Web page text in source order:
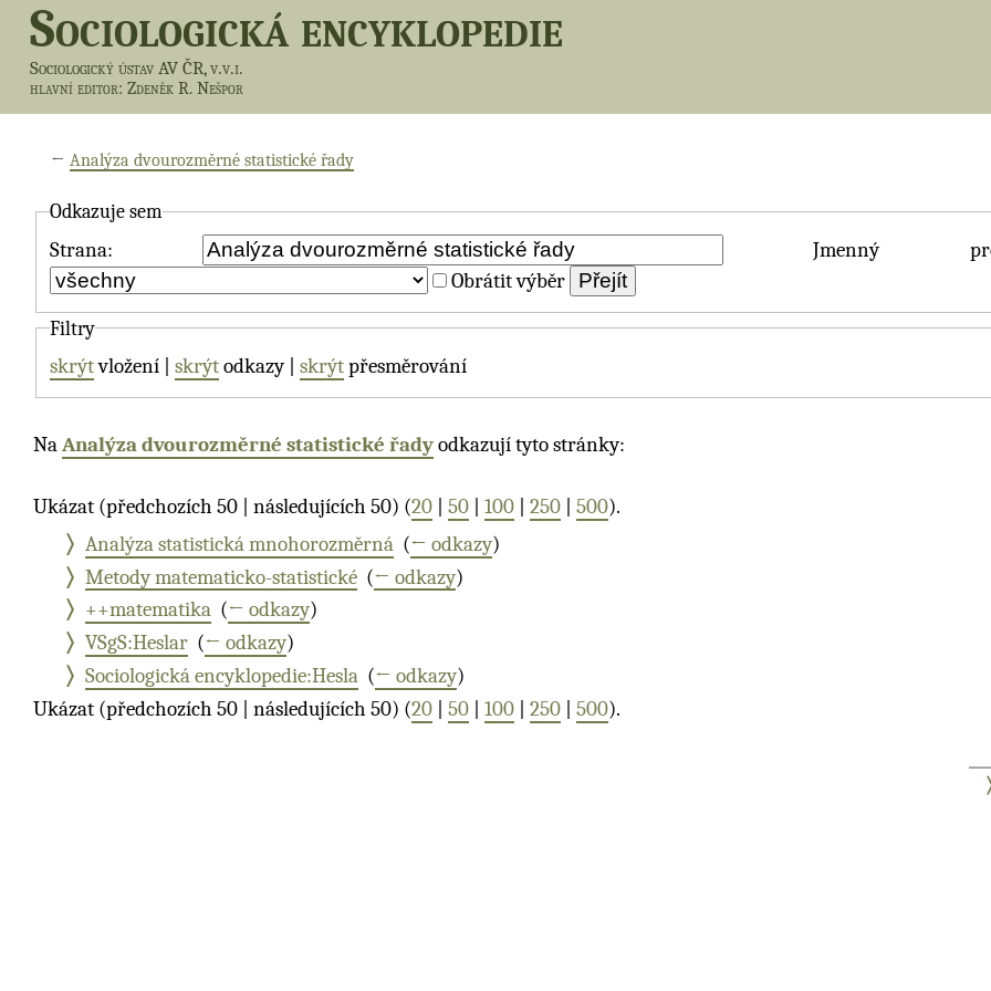
Sociologická encyklopedie
Sociologický ústav AV ČR, v.v.i.
hlavní editor: Zdeněk R. Nešpor
← Analýza dvourozměrné statistické řady
Odkazuje sem
Strana:
Jmenný
Obrátit výběr
Filtry
skrýtvložení | skrýtodkazy | skrýtpřesměrování
NaAnalýza dvourozměrné statistické řadyodkazují tyto stránky:
Ukázat (předchozích 50 | následujících 50) (20 50 100 250 500).
Analýza statistická mnohorozměrná‎ (← odkazy)
Metody matematicko-statistické‎ (← odkazy)
++matematika‎ (← odkazy)
VSgS:Heslar‎ (← odkazy)
Sociologická encyklopedie:Hesla‎ (← odkazy)
Ukázat (předchozích 50 | následujících 50) (20 50 100 250 500).